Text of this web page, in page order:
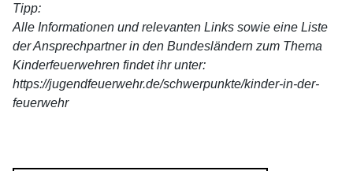
Tipp:
Alle Informationen und relevanten Links sowie eine Liste
der Ansprechpartner in den Bundesländern zum Thema
Kinderfeuerwehren findet ihr unter:
https://jugendfeuerwehr.de/schwerpunkte/kinder-in-der-
feuerwehr